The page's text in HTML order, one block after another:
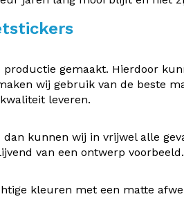
gemaakt. Hierdoor
wij gebruik van de beste
leveren.
kunnen wij in vrijwel alle
van een ontwerp voorbeeld.
kleuren met een matte